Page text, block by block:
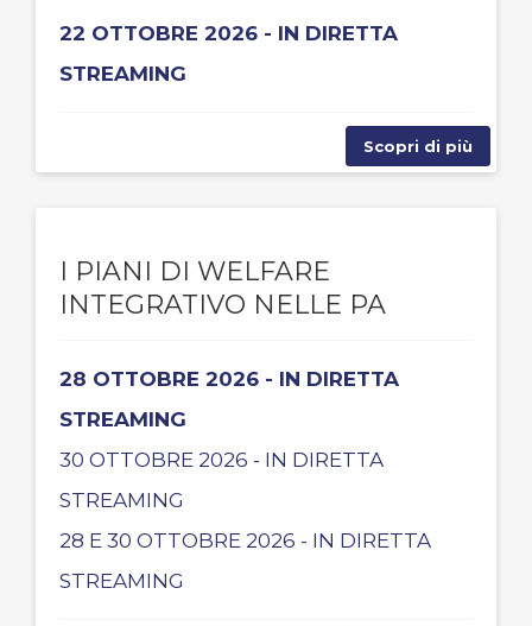
22 OTTOBRE 2026 - IN DIRETTA
STREAMING
Scopri di più
I PIANI DI WELFARE
INTEGRATIVO NELLE PA
28 OTTOBRE 2026 - IN DIRETTA
STREAMING
30 OTTOBRE 2026 - IN DIRETTA
STREAMING
28 E 30 OTTOBRE 2026 - IN DIRETTA
STREAMING